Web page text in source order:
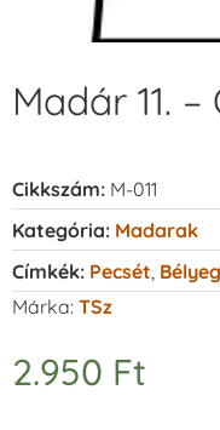
Madár 11.
Cikkszám: M-011
Kategória: Madarak
Címkék: Pecsét
Márka: TSz
2.950 Ft